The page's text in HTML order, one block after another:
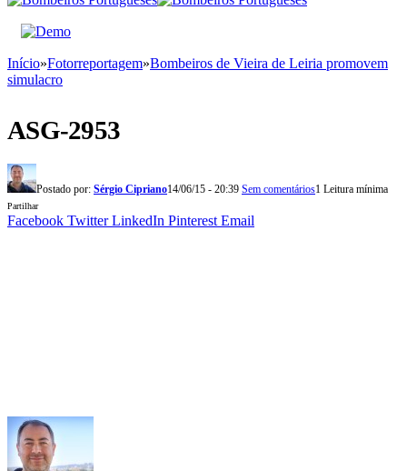
Início»Fotorreportagem»Bombeiros de Vieira de Leiria promovem
simulacro
ASG-2953
Postado por: Sérgio Cipriano14/06/15 - 20:39 Sem comentários1 Leitura mínima
Partilhar
Facebook Twitter LinkedIn Pinterest Email